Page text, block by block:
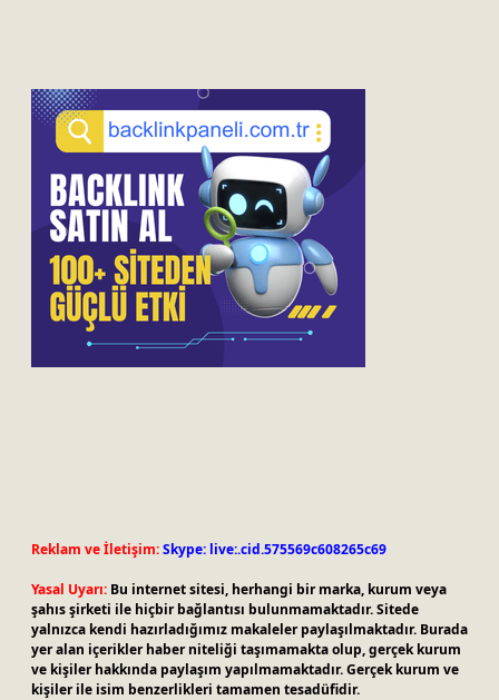
Reklam ve İletişim:Skype: live:.cid.575569c608265c69
Yasal Uyarı: Bu internet sitesi, herhangi bir marka, kurum veya
şahıs şirketi ile hiçbir bağlantısı bulunmamaktadır. Sitede
yalnızca kendi hazırladığımız makaleler paylaşılmaktadır. Burada
yer alan içerikler haber niteliği taşımamakta olup, gerçek kurum
ve kişiler hakkında paylaşım yapılmamaktadır. Gerçek kurum ve
kişiler ile isim benzerlikleri tamamen tesadüfidir.